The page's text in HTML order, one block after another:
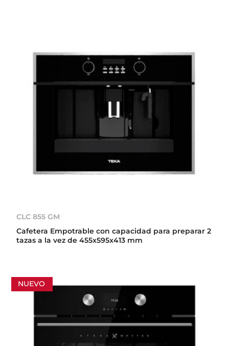
CLC 855 GM
Cafetera Empotrable con capacidad para preparar 2
tazas a la vez de 455x595x413 mm
NUEVO